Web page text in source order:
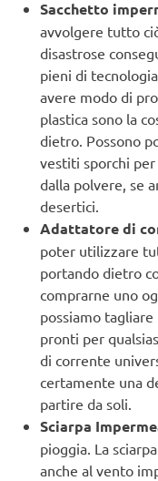
Sacchetto
avvolgere tutto
disastrose
pieni di
avere modo di
plastica sono la
dietro. Possono
vestiti sporchi
dalla polvere, se
desertici.
Adattatore di
poter utilizzare
portando dietro
comprarne uno
possiamo
pronti per
di corrente
certamente una
partire da soli.
Sciarpa
pioggia. La
anche al vento